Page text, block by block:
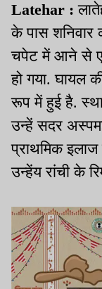
Latehar :
के पास शनिवार
चपेट में आने से
हो गया. घायल
रूप में हुई है.
उन्हें सदर
प्राथमिक
उन्हेंय रांची के